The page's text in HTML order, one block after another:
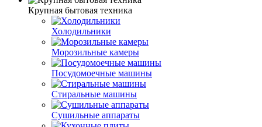
Крупная бытовая техника
Холодильники
Морозильные камеры
Посудомоечные машины
Стиральные машины
Сушильные аппараты